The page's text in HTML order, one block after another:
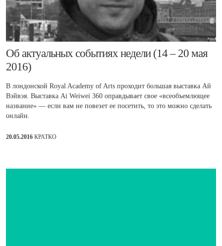
​Об актуальных событиях недели (14 – 20 мая
2016)
В лондонской Royal Academy of Arts проходит большая выставка Ай
Вэйвэя. Выставка Ai Weiwei 360 оправдывает свое «всеобъемлющее
название» — если вам не повезет ее посетить, то это можно сделать
онлайн.
20.05.2016 КРАТКО